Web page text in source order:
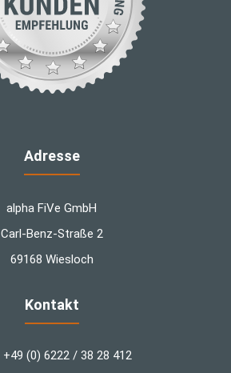
Adresse
alpha FiVe GmbH
Carl-Benz-Straße 2
69168 Wiesloch
Kontakt
+49 (0) 6222 / 38 28 412